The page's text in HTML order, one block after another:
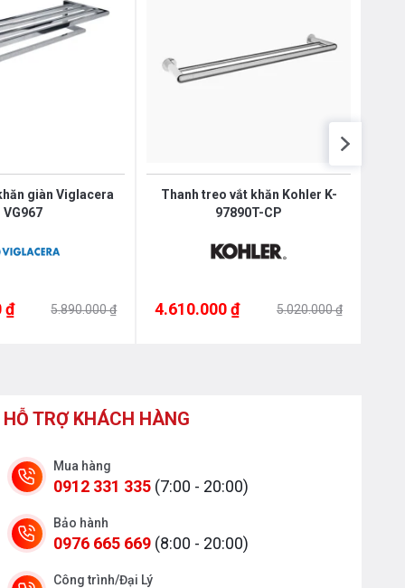
giàn Viglacera
VG967
₫ 5.890.000 ₫
Thanh treo vắt khăn Kohler K-
97890T-CP
4.610.000 ₫ 5.020.000 ₫
HỖ TRỢ KHÁCH HÀNG
Mua hàng
0912 331 335 (7:00 - 20:00)
Bảo hành
0976 665 669 (8:00 - 20:00)
Công trình/Đại Lý